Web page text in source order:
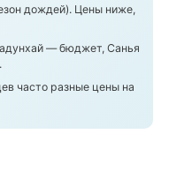
дождей). Цены ниже,
— бюджет, Санья
часто разные цены на